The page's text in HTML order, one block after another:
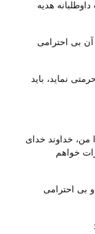
هدیه
بی‌ احترامی
نماید، باید
من، خداوند خدای
خواهم
بی‌ احترامی